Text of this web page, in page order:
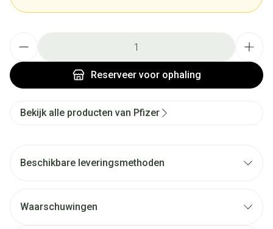
Reserveervoor ophaling
Bekijk alle producten van Pfizer
Beschikbare leveringsmethoden
Waarschuwingen